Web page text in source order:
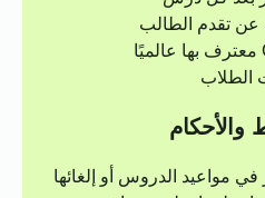
عن تقدم الطالب
الطلاب
والأحكام
مواعيد الدروس أو إلغائها